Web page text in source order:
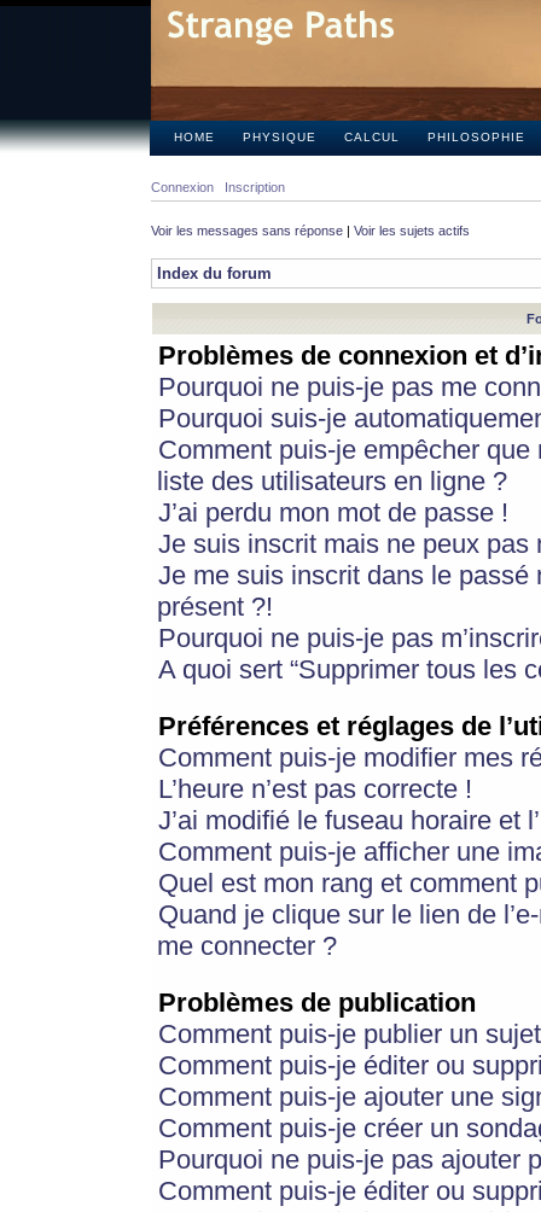
HOME PHYSIQUE CALCUL PHILOSOPHIE
Connexion Inscription
Voir les messages sans réponse | Voir les sujets actifs
Index du forum
Problèmes de connexion et
Pourquoi ne puis-je pas me
Pourquoi suis-je
Comment puis-je empêcher
liste des utilisateurs en ligne ?
J’ai perdu mon mot de passe !
Je suis inscrit mais ne peux pas
Je me suis inscrit dans le
présent ?!
Pourquoi ne puis-je pas
A quoi sert “Supprimer tous les
Préférences et réglages de
Comment puis-je modifier mes
L’heure n’est pas correcte !
J’ai modifié le fuseau horaire et
Comment puis-je afficher une
Quel est mon rang et comment
Quand je clique sur le lien de
me connecter ?
Problèmes de publication
Comment puis-je publier un
Comment puis-je éditer ou
Comment puis-je ajouter une
Comment puis-je créer un
Pourquoi ne puis-je pas ajouter
Comment puis-je éditer ou